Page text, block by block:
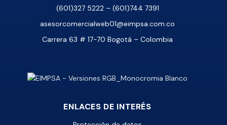
(601)327 5222 – (601)744 7391
asesorcomercialweb01@eimpsa.com.co
Carrera 63 # 17-70 Bogotá – Colombia
ENLACES DE INTERÉS